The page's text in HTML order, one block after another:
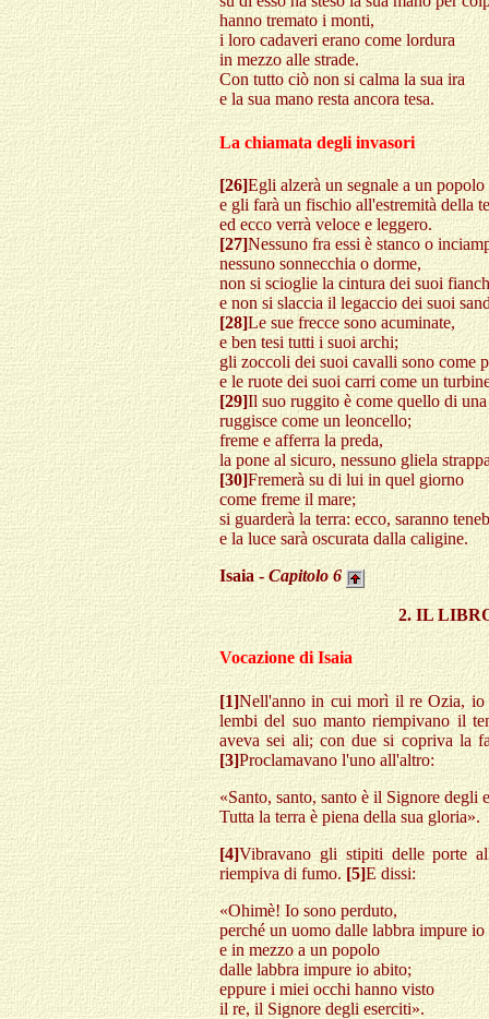
hanno tremato i monti,
i loro cadaveri erano come lordura
in mezzo alle strade.
Con tutto ciò non si calma la sua ira
e la sua mano resta ancora tesa.
La chiamata degli invasori
[26]Egli alzerà un segnale a un
e gli farà un fischio all'estremità della
ed ecco verrà veloce e leggero.
[27]Nessuno fra essi è stanco o
nessuno sonnecchia o dorme,
non si scioglie la cintura dei suoi
e non si slaccia il legaccio dei suoi
[28]Le sue frecce sono acuminate,
e ben tesi tutti i suoi archi;
gli zoccoli dei suoi cavalli sono come
e le ruote dei suoi carri come un
[29]Il suo ruggito è come quello di una
ruggisce come un leoncello;
freme e afferra la preda,
la pone al sicuro, nessuno gliela
[30]Fremerà su di lui in quel giorno
come freme il mare;
si guarderà la terra: ecco, saranno
e la luce sarà oscurata dalla caligine.
Isaia - Capitolo6
2. IL
Vocazione di Isaia
[1]Nell'anno in cui morì il re Ozia, io
lembi del suo manto riempivano il
aveva sei ali; con due si copriva la
[3]Proclamavano l'uno all'altro:
«Santo, santo, santo è il Signore degli
Tutta la terra è piena della sua gloria».
[4]Vibravano gli stipiti delle porte
riempiva di fumo. [5]E dissi:
«Ohimè! Io sono perduto,
perché un uomo dalle labbra impure io
e in mezzo a un popolo
dalle labbra impure io abito;
eppure i miei occhi hanno visto
il re, il Signore degli eserciti».